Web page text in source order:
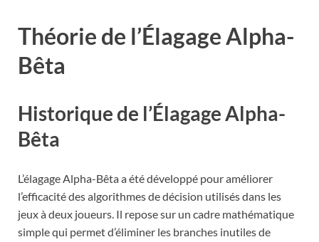
Théorie de l’Élagage Alpha-
Bêta
Historique de l’Élagage Alpha-
Bêta
L’élagage Alpha-Bêta a été développé pour améliorer
l’efficacité des algorithmes de décision utilisés dans les
jeux à deux joueurs. Il repose sur un cadre mathématique
simple qui permet d’éliminer les branches inutiles de